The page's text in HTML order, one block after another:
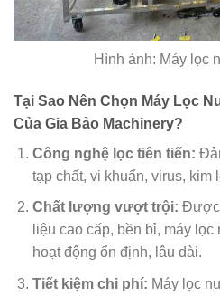
Hình ảnh: Máy lọc
Tại Sao Nên Chọn Máy Lọc
Của Gia Bảo Machinery?
Công nghệ lọc tiên tiến:
tạp chất, vi khuẩn, virus, kim
Chất lượng vượt trội: Được
liệu cao cấp, bền bỉ, máy
hoạt động ổn định, lâu dài.
Tiết kiệm chi phí: Máy lọc